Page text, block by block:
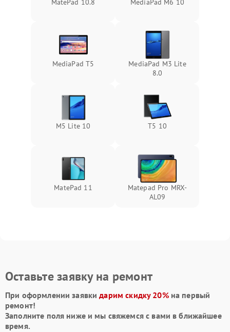
MatePad 10.8 MediaPad M6 10
MediaPad T5
MediaPad M3 Lite
8.0
M5 Lite 10 T5 10
MatePad 11
Matepad Pro MRX-
AL09
Оставьте заявку на ремонт
При оформлении заявкидарим скидку 20%на первый
ремонт!
Заполните поля ниже и мы свяжемся с вами в ближайшее
время.